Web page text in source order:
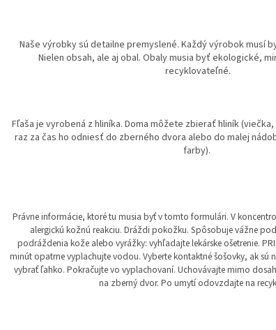
Naše výrobky sú detailne premyslené. Každý výrobok musí
Nielen obsah, ale aj obal. Obaly musia byť ekologické,
recyklovateľné.
Fľaša je vyrobená z hliníka. Doma môžete zbierať hliník
raz za čas ho odniesť do zberného dvora alebo do malej
farby).
Právne informácie, ktoré tu musia byť v tomto formulári. V
alergickú kožnú reakciu. Dráždi pokožku. Spôsobuje vážne
podráždenia kože alebo vyrážky: vyhľadajte lekárske ošetrenie. PRI
minút opatrne vyplachujte vodou. Vyberte kontaktné šošovky, ak sú
vybrať ľahko. Pokračujte vo vyplachovaní. Uchovávajte mimo
na zberný dvor. Po umytí odovzdajte na